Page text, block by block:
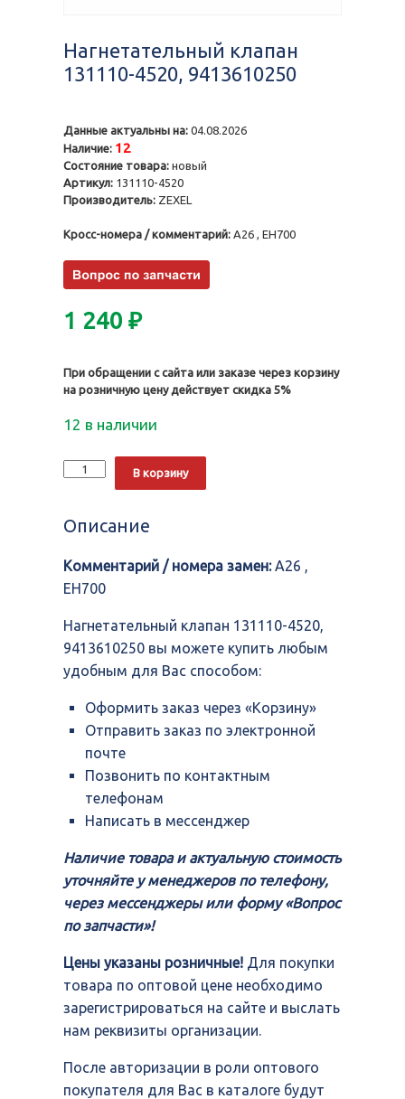
Нагнетательный клапан
131110-4520, 9413610250
Данные актуальны на: 04.08.2026
Наличие: 12
Состояние товара: новый
Артикул: 131110-4520
Производитель: ZEXEL
Кросс-номера / комментарий: A26 , EH700
1 240 ₽
При обращении с сайта или заказе через корзину
на розничную цену действует скидка 5%
12 в наличии
Количество
Нагнетательный
4520,
В корзину
Описание
Комментарий / номера замен:A26 ,
EH700
Нагнетательный клапан 131110-4520,
9413610250 вы можете купить любым
удобным для Вас способом:
Оформить заказ через «Корзину»
Отправить заказ по электронной
почте
Позвонить по контактным
телефонам
Написать в мессенджер
Наличие товара и актуальную стоимость
уточняйте у менеджеров по телефону,
через мессенджеры или форму «Вопрос
по запчасти»!
Цены указаны розничные! Для покупки
товара по оптовой цене необходимо
зарегистрироваться на сайте и выслать
нам реквизиты организации.
После авторизации в роли оптового
покупателя для Вас в каталоге будут